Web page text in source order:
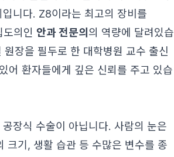
니다. Z8이라는 최고의 장비를
의인 안과 전문의 의 역량에 달려있습
장을 필두로 한 대학병원 교수 출신
어 환자들에게 깊은 신뢰를 주고 있습
장식 수술이 아닙니다. 사람의 눈은
크기, 생활 습관 등 수많은 변수를 종